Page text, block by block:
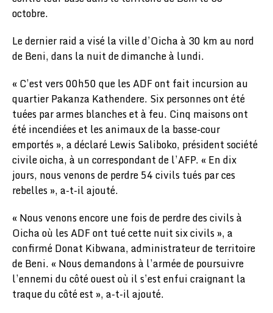
octobre.
Le dernier raid a visé la ville d’Oicha à 30 km au nord
de Beni, dans la nuit de dimanche à lundi.
« C’est vers 00h50 que les ADF ont fait incursion au
quartier Pakanza Kathendere. Six personnes ont été
tuées par armes blanches et à feu. Cinq maisons ont
été incendiées et les animaux de la basse-cour
emportés », a déclaré Lewis Saliboko, président société
civile oicha, à un correspondant de l’AFP. « En dix
jours, nous venons de perdre 54 civils tués par ces
rebelles », a-t-il ajouté.
« Nous venons encore une fois de perdre des civils à
Oicha où les ADF ont tué cette nuit six civils », a
confirmé Donat Kibwana, administrateur de territoire
de Beni. « Nous demandons à l’armée de poursuivre
l’ennemi du côté ouest où il s’est enfui craignant la
traque du côté est », a-t-il ajouté.